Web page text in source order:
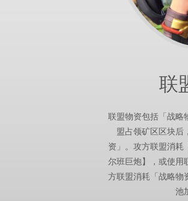
联
联盟物资包括「战略
盟占领矿区区块后
资」。攻方联盟消耗
尔班巨炮】，或使用
方联盟消耗「战略物
池